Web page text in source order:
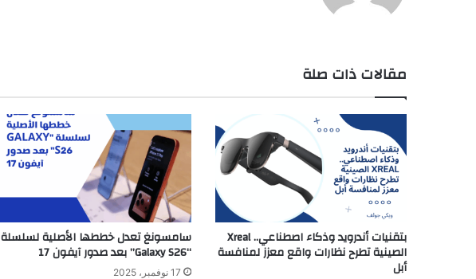
مقالات ذات صلة
بتقنيات أندرويد وذكاء اصطناعي.. Xreal
الصينية تطرح نظارات واقع معزز لمنافسة
أبل
سامسونغ تعدل خططها الأصلية لسلسلة
“Galaxy S26” بعد صدور آيفون 17
17 نوفمبر، 2025